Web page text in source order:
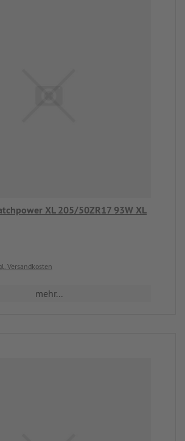
XL 205/50ZR17 93W XL
Versandkosten
mehr...